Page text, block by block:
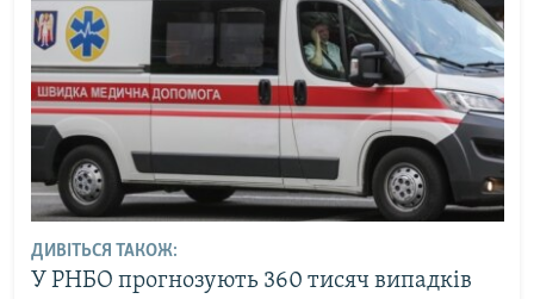
ДИВІТЬСЯ ТАКОЖ:
У РНБО прогнозують 360 тисяч випадків